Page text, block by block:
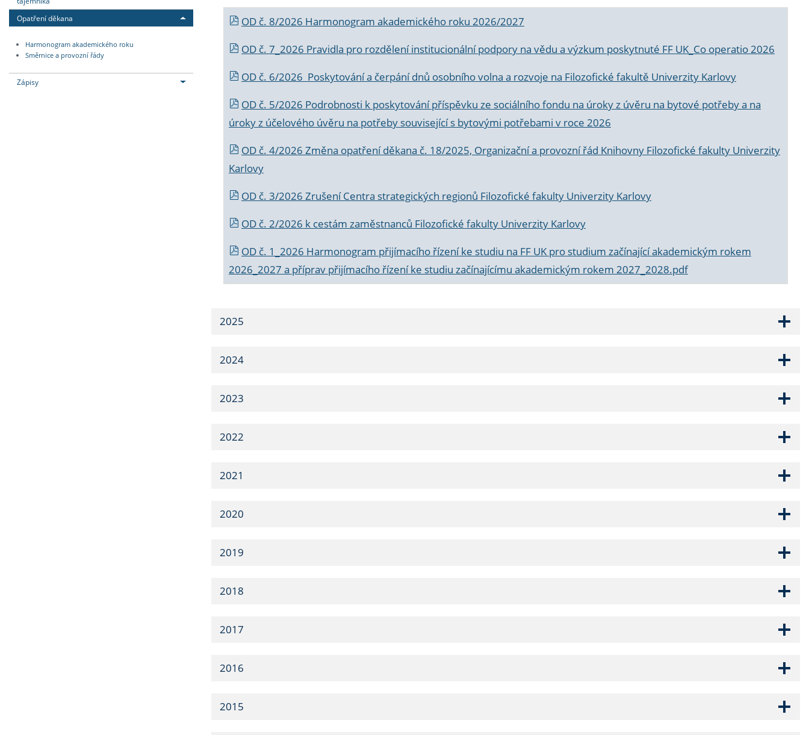
Opatření děkana
Harmonogram akademického roku
Směrnice a provozní řády
Zápisy
OD č. 8/2026 Harmonogram akademického roku 2026/2027
OD č. 7_2026 Pravidla pro rozdělení institucionální podpory na vědu a výzkum poskytnuté FF UK_Co operatio 2026
OD č. 6/2026 Poskytování a čerpání dnů osobního volna a rozvoje na Filozofické fakultě Univerzity Karlovy
OD č. 5/2026 Podrobnosti k poskytování příspěvku ze sociálního fondu na úroky z úvěru na bytové potřeby a na
úroky z účelového úvěru na potřeby související s bytovými potřebami v roce 2026
OD č. 4/2026 Změna opatření děkana č. 18/2025, Organizační a provozní řád Knihovny Filozofické fakulty Univerzity
Karlovy
OD č. 3/2026 Zrušení Centra strategických regionů Filozofické fakulty Univerzity Karlovy
OD č. 2/2026 k cestám zaměstnanců Filozofické fakulty Univerzity Karlovy
OD č. 1_2026 Harmonogram přijímacího řízení ke studiu na FF UK pro studium začínající akademickým rokem
2026_2027 a příprav přijímacího řízení ke studiu začínajícímu akademickým rokem 2027_2028.pdf
2025
2024
2023
2022
2021
2020
2019
2018
2017
2016
2015